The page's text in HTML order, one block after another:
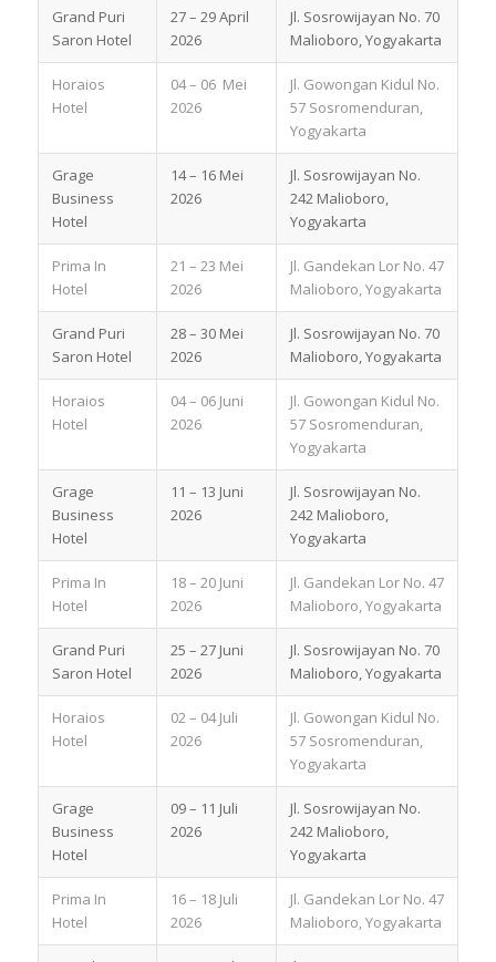
Grand Puri
Saron Hotel
27 – 29 April
2026
Jl. Sosrowijayan No. 70
Malioboro, Yogyakarta
Horaios
Hotel
04 – 06 Mei
2026
Jl. Gowongan Kidul No.
57 Sosromenduran,
Yogyakarta
Grage
Business
Hotel
14 – 16 Mei
2026
Jl. Sosrowijayan No.
242 Malioboro,
Yogyakarta
Prima In
Hotel
21 – 23 Mei
2026
Jl. Gandekan Lor No. 47
Malioboro, Yogyakarta
Grand Puri
Saron Hotel
28 – 30 Mei
2026
Jl. Sosrowijayan No. 70
Malioboro, Yogyakarta
Horaios
Hotel
04 – 06 Juni
2026
Jl. Gowongan Kidul No.
57 Sosromenduran,
Yogyakarta
Grage
Business
Hotel
11 – 13 Juni
2026
Jl. Sosrowijayan No.
242 Malioboro,
Yogyakarta
Prima In
Hotel
18 – 20 Juni
2026
Jl. Gandekan Lor No. 47
Malioboro, Yogyakarta
Grand Puri
Saron Hotel
25 – 27 Juni
2026
Jl. Sosrowijayan No. 70
Malioboro, Yogyakarta
Horaios
Hotel
02 – 04 Juli
2026
Jl. Gowongan Kidul No.
57 Sosromenduran,
Yogyakarta
Grage
Business
Hotel
09 – 11 Juli
2026
Jl. Sosrowijayan No.
242 Malioboro,
Yogyakarta
Prima In
Hotel
16 – 18 Juli
2026
Jl. Gandekan Lor No. 47
Malioboro, Yogyakarta